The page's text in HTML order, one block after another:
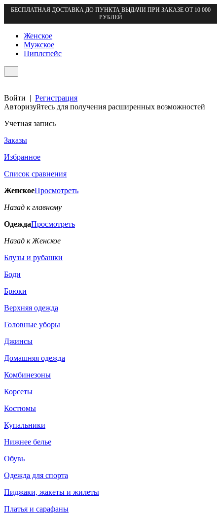
БЕСПЛАТНАЯ ДОСТАВКА ДО ПУНКТА ВЫДАЧИ ПРИ ЗАКАЗЕ ОТ 10 000
РУБЛЕЙ
Женское
Мужское
Пиплспейс
Войти | Регистрация
Авторизуйтесь для получения расширенных возможностей
Учетная запись
Заказы
Избранное
Список сравнения
ЖенскоеПросмотреть
Назад к главному
ОдеждаПросмотреть
Назад к Женское
Блузы и рубашки
Боди
Брюки
Верхняя одежда
Головные уборы
Джинсы
Домашняя одежда
Комбинезоны
Корсеты
Костюмы
Купальники
Нижнее белье
Обувь
Одежда для спорта
Пиджаки, жакеты и жилеты
Платья и сарафаны